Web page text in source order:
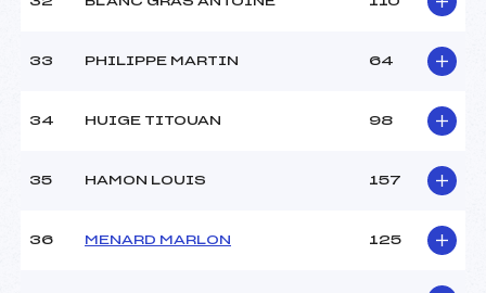
33 PHILIPPE MARTIN 64
34 HUIGE TITOUAN 98
35 HAMON LOUIS 157
36 MENARD MARLON 125